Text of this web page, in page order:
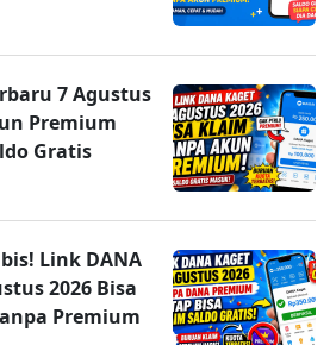
7 Agustus
Premium
Gratis
Link DANA
2026 Bisa
Premium